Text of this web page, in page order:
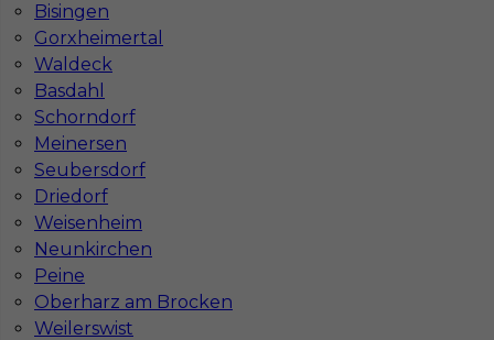
Bisingen
Gorxheimertal
Waldeck
Basdahl
Schorndorf
Meinersen
Seubersdorf
Driedorf
Weisenheim
Neunkirchen
Peine
Oberharz am Brocken
Weilerswist
Kategoria Monterzy
Lokalizacja Brandenburg
Wymagane języki
Stawka 20 - 22 € / h
1
Znaleziono 1 wyników